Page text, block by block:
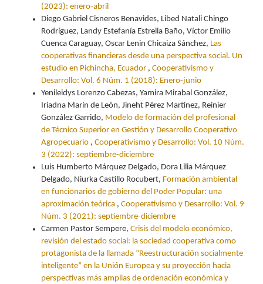
(2023): enero-abril
Diego Gabriel Cisneros Benavides, Libed Natali Chingo
Rodríguez, Landy Estefanía Estrella Baño, Víctor Emilio
Cuenca Caraguay, Oscar Lenin Chicaiza Sánchez, Las
cooperativas financieras desde una perspectiva social. Un
estudio en Pichincha, Ecuador , Cooperativismo y
Desarrollo: Vol. 6 Núm. 1 (2018): Enero-junio
Yenileidys Lorenzo Cabezas, Yamira Mirabal González,
Iriadna Marín de León, Jineht Pérez Martínez, Reinier
González Garrido, Modelo de formación del profesional
de Técnico Superior en Gestión y Desarrollo Cooperativo
Agropecuario , Cooperativismo y Desarrollo: Vol. 10 Núm.
3 (2022): septiembre-diciembre
Luis Humberto Márquez Delgado, Dora Lilia Márquez
Delgado, Niurka Castillo Rocubert, Formación ambiental
en funcionarios de gobierno del Poder Popular: una
aproximación teórica , Cooperativismo y Desarrollo: Vol. 9
Núm. 3 (2021): septiembre-diciembre
Carmen Pastor Sempere, Crisis del modelo económico,
revisión del estado social: la sociedad cooperativa como
protagonista de la llamada “Reestructuración socialmente
inteligente” en la Unión Europea y su proyección hacia
perspectivas más amplias de ordenación económica y